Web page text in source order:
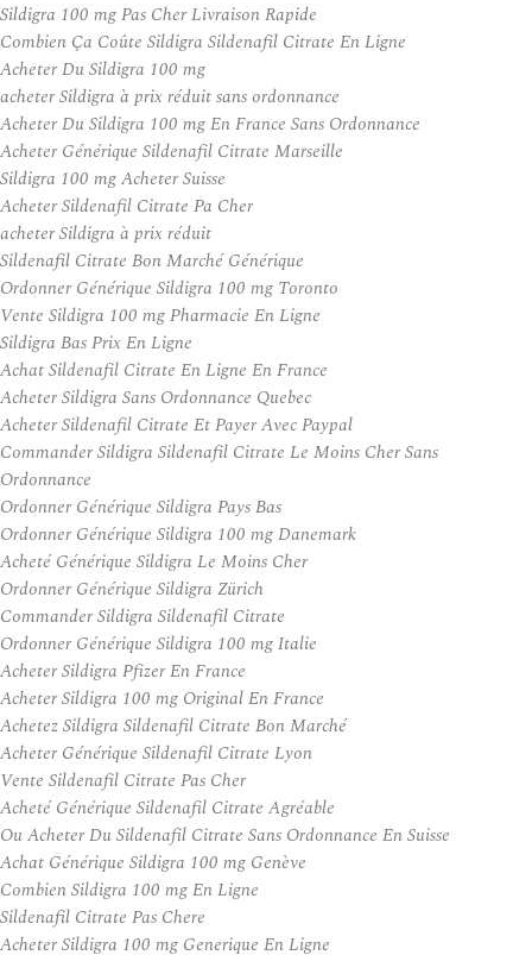
Sildigra 100 mg Pas Cher Livraison Rapide
Combien Ça Coûte Sildigra Sildenafil Citrate En Ligne
Acheter Du Sildigra 100 mg
acheter Sildigra à prix réduit sans ordonnance
Acheter Du Sildigra 100 mg En France Sans Ordonnance
Acheter Générique Sildenafil Citrate Marseille
Sildigra 100 mg Acheter Suisse
Acheter Sildenafil Citrate Pa Cher
acheter Sildigra à prix réduit
Sildenafil Citrate Bon Marché Générique
Ordonner Générique Sildigra 100 mg Toronto
Vente Sildigra 100 mg Pharmacie En Ligne
Sildigra Bas Prix En Ligne
Achat Sildenafil Citrate En Ligne En France
Acheter Sildigra Sans Ordonnance Quebec
Acheter Sildenafil Citrate Et Payer Avec Paypal
Commander Sildigra Sildenafil Citrate Le Moins Cher Sans
Ordonnance
Ordonner Générique Sildigra Pays Bas
Ordonner Générique Sildigra 100 mg Danemark
Acheté Générique Sildigra Le Moins Cher
Ordonner Générique Sildigra Zürich
Commander Sildigra Sildenafil Citrate
Ordonner Générique Sildigra 100 mg Italie
Acheter Sildigra Pfizer En France
Acheter Sildigra 100 mg Original En France
Achetez Sildigra Sildenafil Citrate Bon Marché
Acheter Générique Sildenafil Citrate Lyon
Vente Sildenafil Citrate Pas Cher
Acheté Générique Sildenafil Citrate Agréable
Ou Acheter Du Sildenafil Citrate Sans Ordonnance En Suisse
Achat Générique Sildigra 100 mg Genève
Combien Sildigra 100 mg En Ligne
Sildenafil Citrate Pas Chere
Acheter Sildigra 100 mg Generique En Ligne